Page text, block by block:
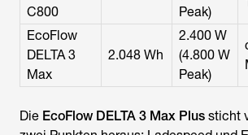
C800
Peak)
EcoFlow
DELTA 3
Max
2.048 Wh
2.400 W
(4.800 W
Peak)
Die EcoFlow DELTA 3 Max Plus sticht